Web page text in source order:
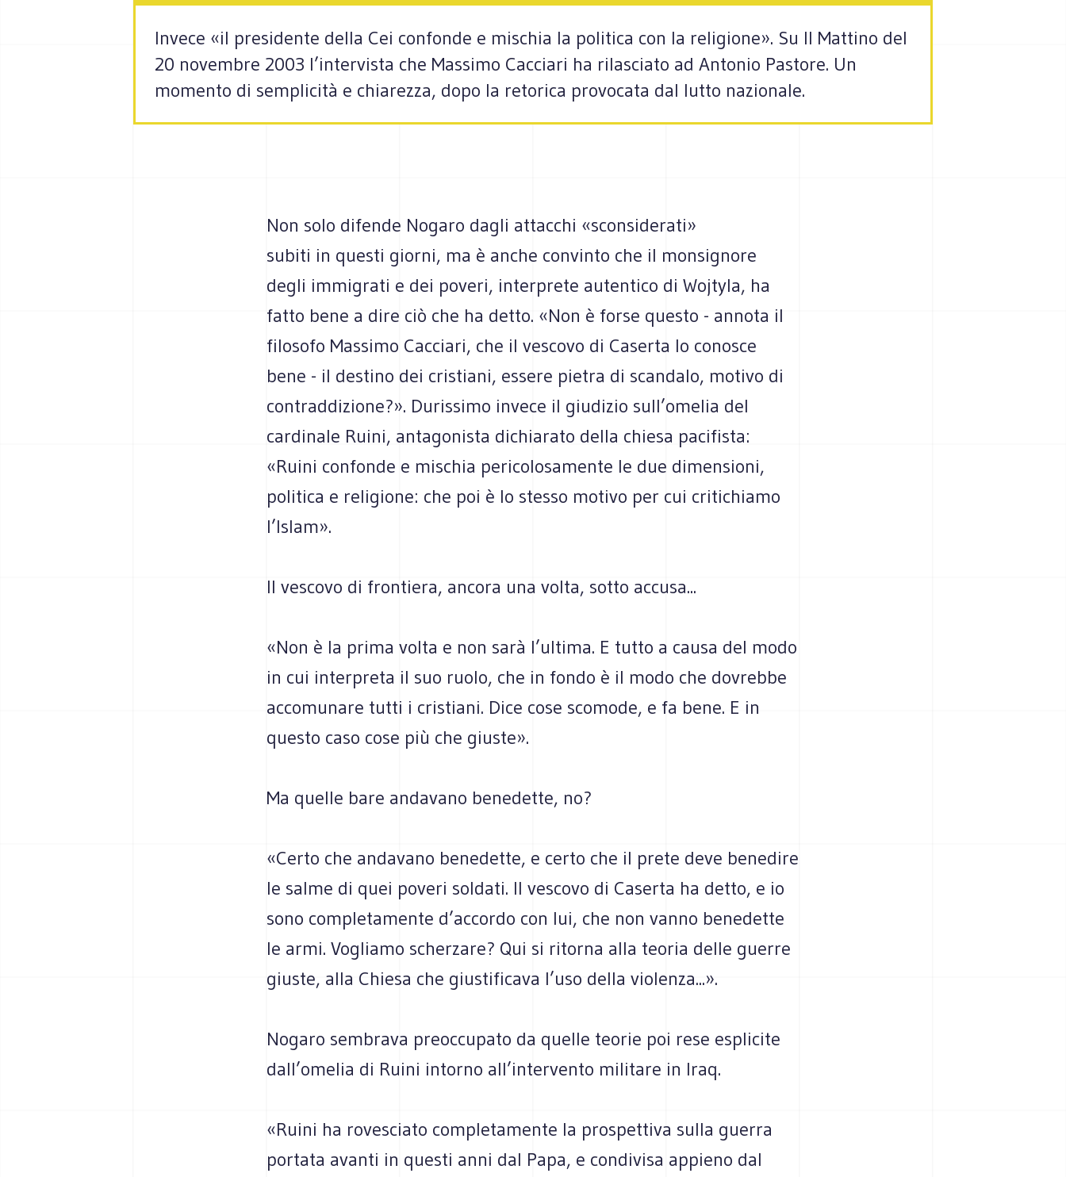
Invece «il presidente della Cei confonde e mischia la politica con la religione». Su Il Mattino del
20 novembre 2003 l’intervista che Massimo Cacciari ha rilasciato ad Antonio Pastore. Un
momento di semplicità e chiarezza, dopo la retorica provocata dal lutto nazionale.
Non solo difende Nogaro dagli attacchi «sconsiderati»
subiti in questi giorni, ma è anche convinto che il monsignore
degli immigrati e dei poveri, interprete autentico di Wojtyla, ha
fatto bene a dire ciò che ha detto. «Non è forse questo - annota il
filosofo Massimo Cacciari, che il vescovo di Caserta lo conosce
bene - il destino dei cristiani, essere pietra di scandalo, motivo di
contraddizione?». Durissimo invece il giudizio sull’omelia del
cardinale Ruini, antagonista dichiarato della chiesa pacifista:
«Ruini confonde e mischia pericolosamente le due dimensioni,
politica e religione: che poi è lo stesso motivo per cui critichiamo
l’Islam».
Il vescovo di frontiera, ancora una volta, sotto accusa...
«Non è la prima volta e non sarà l’ultima. E tutto a causa del modo
in cui interpreta il suo ruolo, che in fondo è il modo che dovrebbe
accomunare tutti i cristiani. Dice cose scomode, e fa bene. E in
questo caso cose più che giuste».
Ma quelle bare andavano benedette, no?
«Certo che andavano benedette, e certo che il prete deve benedire
le salme di quei poveri soldati. Il vescovo di Caserta ha detto, e io
sono completamente d’accordo con lui, che non vanno benedette
le armi. Vogliamo scherzare? Qui si ritorna alla teoria delle guerre
giuste, alla Chiesa che giustificava l’uso della violenza...».
Nogaro sembrava preoccupato da quelle teorie poi rese esplicite
dall’omelia di Ruini intorno all’intervento militare in Iraq.
«Ruini ha rovesciato completamente la prospettiva sulla guerra
portata avanti in questi anni dal Papa, e condivisa appieno dal